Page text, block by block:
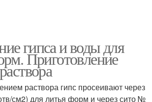
гипса и воды для
Приготовление
раствора гипс просеивают через
см2) для литья форм и через сито №